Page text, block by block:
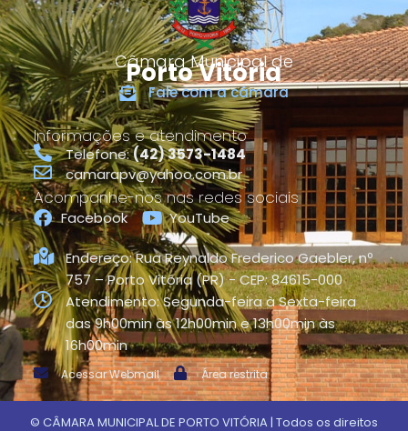
Câmara Municipal de
Porto Vitória
Fale com a câmara
Informações e atendimento
Telefone:(42) 3573-1484
camarapv@yahoo.com.br
Acompanhe-nos nas redes sociais
Facebook YouTube
Endereço: Rua Reynaldo Frederico Gaebler, nº
757 – Porto Vitória (PR) - CEP: 84615-000
Atendimento: Segunda-feira à Sexta-feira
das 9h00min às 12h00min e 13h00min às
16h00min
Acessar Webmail Área restrita
© CÂMARA MUNICIPAL DE PORTO VITÓRIA| Todos os direitos